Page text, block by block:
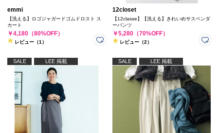
emmi
【洗える】ロゴジャガードゴムドロスト ス
カート
￥4,180（80%OFF）
レビュー（1）
12closet
【12classe】【洗える】きれいめサスペンダ
ーパンツ
￥5,280（70%OFF）
レビュー（2）
SALE LEE 掲載 SALE LEE 掲載